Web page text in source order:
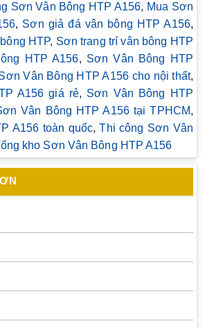
Sơn Vân Bông HTP A156, Mua Sơn
, Sơn giả đá vân bông HTP A156,
HTP, Sơn trang trí vân bông HTP
HTP A156, Sơn Vân Bông HTP
Vân Bông HTP A156 cho nội thất,
A156 giá rẻ, Sơn Vân Bông HTP
Vân Bông HTP A156 tại TPHCM,
A156 toàn quốc,Thi công Sơn Vân
kho Sơn Vân Bông HTP A156